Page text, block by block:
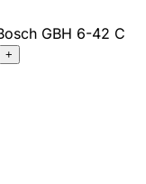
GBH 6-42 C